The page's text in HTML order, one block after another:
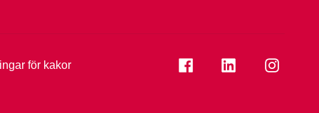
för kakor Se folkuniversitetet på
Se